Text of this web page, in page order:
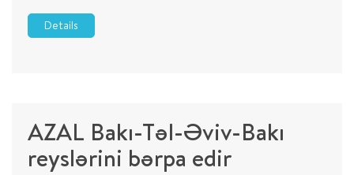
Details
AZAL Bakı-Təl-Əviv-Bakı
reyslərini bərpa edir